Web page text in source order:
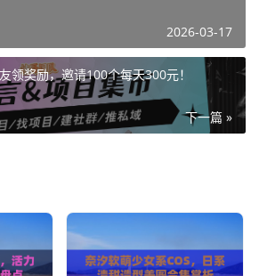
2026-03-17
领奖励，邀请100个每天300元！
下一篇 »